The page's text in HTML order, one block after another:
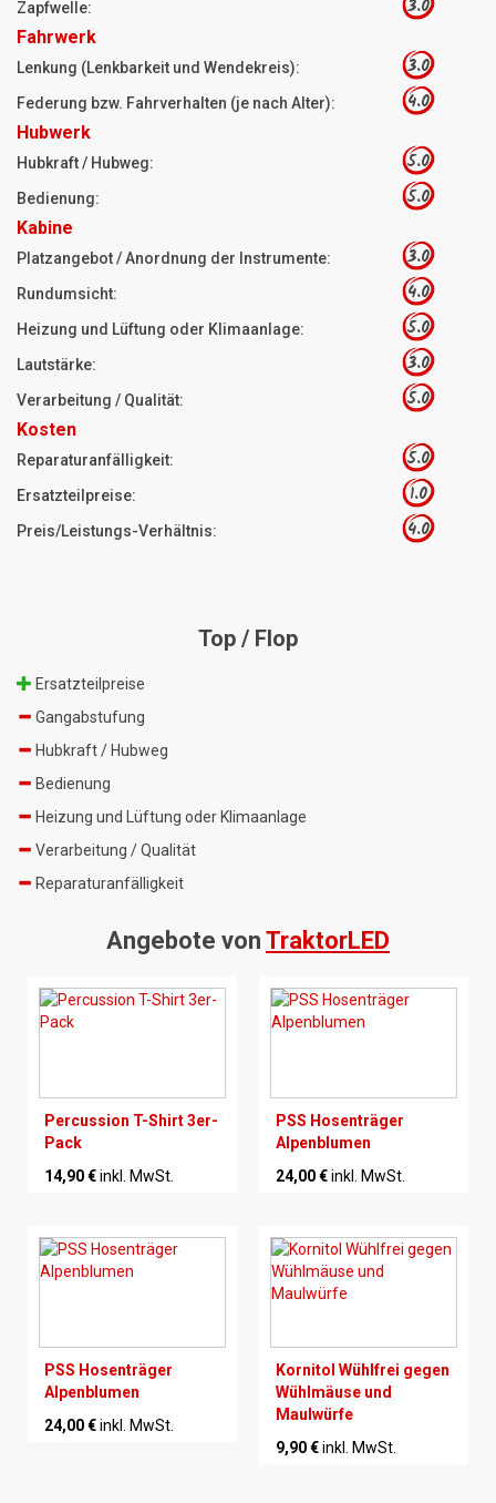
Zapfwelle: 3.0
Fahrwerk
Lenkung (Lenkbarkeit und Wendekreis): 3.0
Federung bzw. Fahrverhalten (je nach Alter): 4.0
Hubwerk
Hubkraft / Hubweg: 5.0
Bedienung: 5.0
Kabine
Platzangebot / Anordnung der Instrumente: 3.0
Rundumsicht: 4.0
Heizung und Lüftung oder Klimaanlage: 5.0
Lautstärke: 3.0
Verarbeitung / Qualität: 5.0
Kosten
Reparaturanfälligkeit: 5.0
Ersatzteilpreise: 1.0
Preis/Leistungs-Verhältnis: 4.0
Top / Flop
Ersatzteilpreise
Gangabstufung
Hubkraft / Hubweg
Bedienung
Heizung und Lüftung oder Klimaanlage
Verarbeitung / Qualität
Reparaturanfälligkeit
Angebote von TraktorLED
Percussion T-Shirt 3er-
Pack
14,90 €inkl. MwSt.
PSS Hosenträger
Alpenblumen
24,00 €inkl. MwSt.
PSS Hosenträger
Alpenblumen
24,00 €inkl. MwSt.
Kornitol Wühlfrei gegen
Wühlmäuse und
Maulwürfe
9,90 €inkl. MwSt.